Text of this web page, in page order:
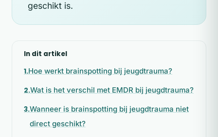
geschikt is.
In dit artikel
Hoe werkt brainspotting bij jeugdtrauma?
Wat is het verschil met EMDR bij jeugdtrauma?
Wanneer is brainspotting bij jeugdtrauma niet
direct geschikt?